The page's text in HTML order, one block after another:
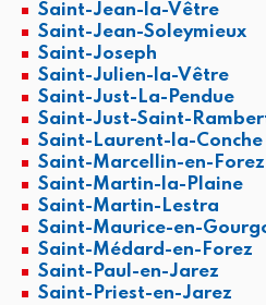
Saint-Jean-la-Vêtre
Saint-Jean-Soleymieux
Saint-Joseph
Saint-Julien-la-Vêtre
Saint-Just-La-Pendue
Saint-Just-Saint-
Saint-Laurent-la-Conche
Saint-Marcellin-en-Forez
Saint-Martin-la-Plaine
Saint-Martin-Lestra
Saint-Maurice-en-
Saint-Médard-en-Forez
Saint-Paul-en-Jarez
Saint-Priest-en-Jarez